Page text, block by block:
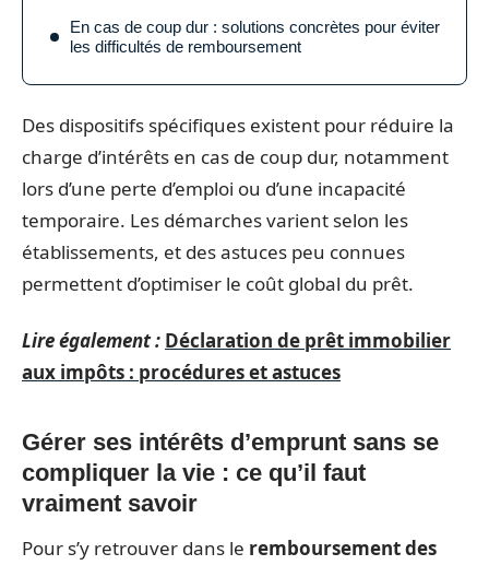
En cas de coup dur : solutions concrètes pour éviter
les difficultés de remboursement
Des dispositifs spécifiques existent pour réduire la
charge d’intérêts en cas de coup dur, notamment
lors d’une perte d’emploi ou d’une incapacité
temporaire. Les démarches varient selon les
établissements, et des astuces peu connues
permettent d’optimiser le coût global du prêt.
Lire également : Déclaration de prêt immobilier
aux impôts : procédures et astuces
Gérer ses intérêts d’emprunt sans se
compliquer la vie : ce qu’il faut
vraiment savoir
Pour s’y retrouver dans le remboursement des